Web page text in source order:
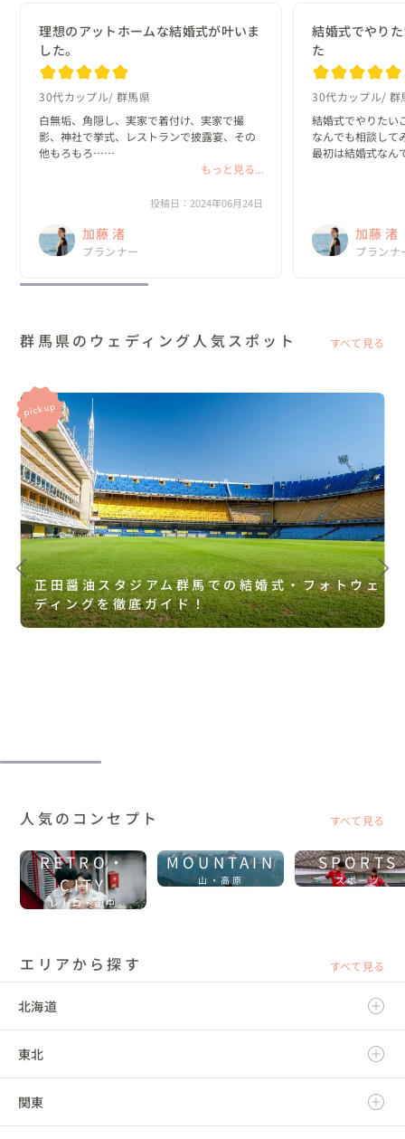
理想のアットホームな結婚式が叶いま
した。
30代カップル 群馬県
白無垢、角隠し、実家で着付け、実家で撮
影、神社で挙式、レストランで披露宴、その
他もろもろ…
たことを全て打ち明けたら、加藤さんは二つ
ってくれました。
もっと見る...
投稿日：2024年06月24日
加藤 渚
プランナー
結婚式でやり
た
30代カップル 群
結婚式でやりたい
なんでも相談して
最初は結婚式な
加藤 渚
プランナ
群馬県のウェディング人気スポット すべて見る
正田醤油スタジアム群馬での結婚式・フォトウェ
ディングを徹底ガイド！
人気のコンセプト すべて見る
RETRO・
CITY
レトロ・街中
MOUNTAIN
山・高原
SPORTS
スポーツ
エリアから探す すべて見る
北海道
北海道
東北
青森県
関東